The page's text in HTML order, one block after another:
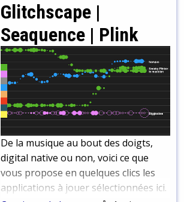
Glitchscape |
Seaquence | Plink
De la musique au bout des doigts,
digital native ou non, voici ce que
vous propose en quelques clics les
applications à jouer sélectionnées ici.